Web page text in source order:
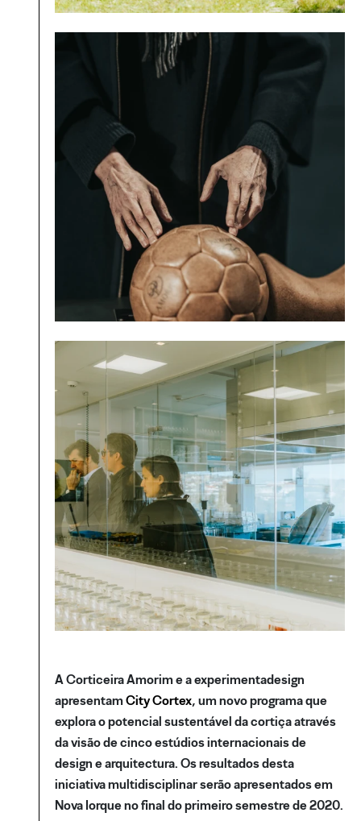
A Corticeira Amorim e a experimentadesign
apresentamCity Cortex, um novo programa que
explora o potencial sustentável da cortiça através
da visão de cinco estúdios internacionais de
design e arquitectura. Os resultados desta
iniciativa multidisciplinar serão apresentados em
Nova Iorque no final do primeiro semestre de 2020.